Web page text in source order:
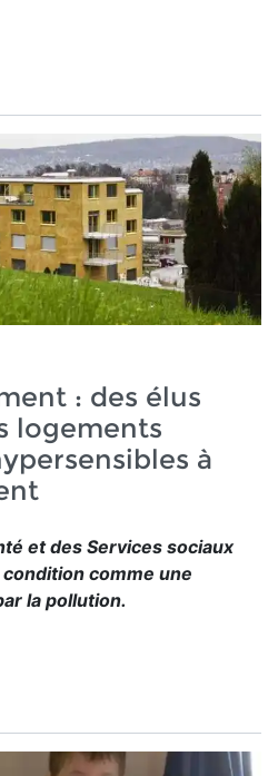
: des élus
logements
à
et des Services sociaux
comme une
la pollution.